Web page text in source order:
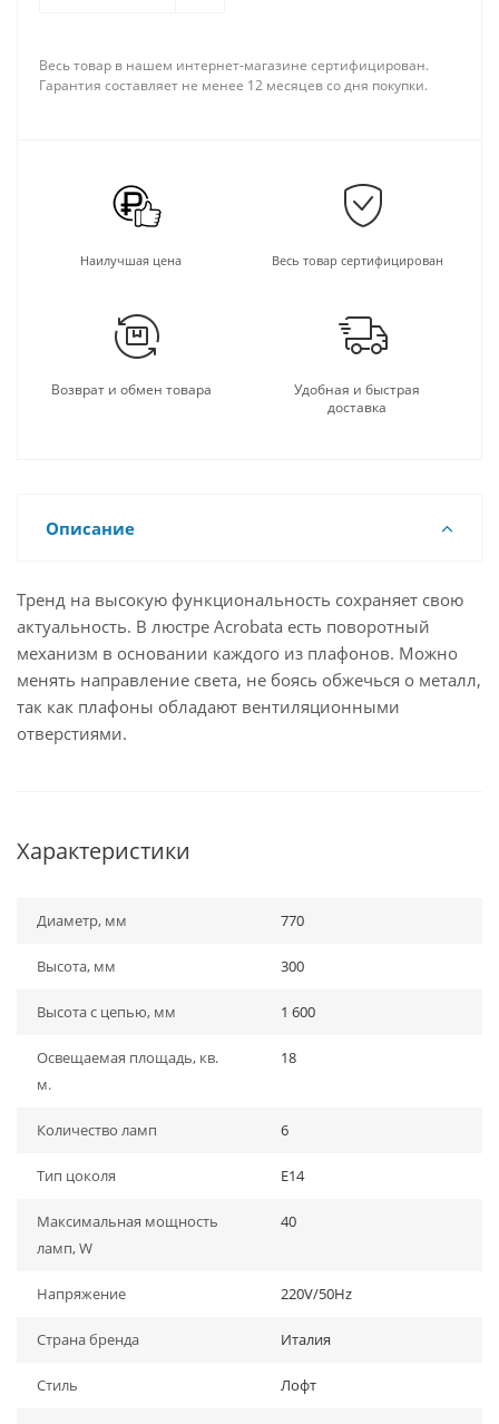
Весь товар в нашем интернет-магазине сертифицирован.
Гарантия составляет не менее 12 месяцев со дня покупки.
Наилучшая цена Весь товар сертифицирован
Возврат и обмен товара
Удобная и быстрая
доставка
Описание
Тренд на высокую функциональность сохраняет свою
актуальность. В люстре Acrobata есть поворотный
механизм в основании каждого из плафонов. Можно
менять направление света, не боясь обжечься о металл,
так как плафоны обладают вентиляционными
отверстиями.
Характеристики
Диаметр, мм 770
Высота, мм 300
Высота с цепью, мм 1 600
Освещаемая площадь, кв.
м.
18
Количество ламп 6
Тип цоколя E14
Максимальная мощность
ламп, W
40
Напряжение 220V/50Hz
Страна бренда Италия
Стиль Лофт